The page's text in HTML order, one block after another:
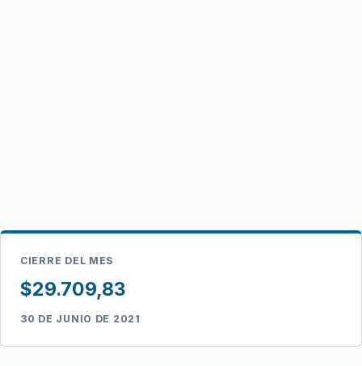
CIERRE DEL MES
$29.709,83
30 DE JUNIO DE 2021